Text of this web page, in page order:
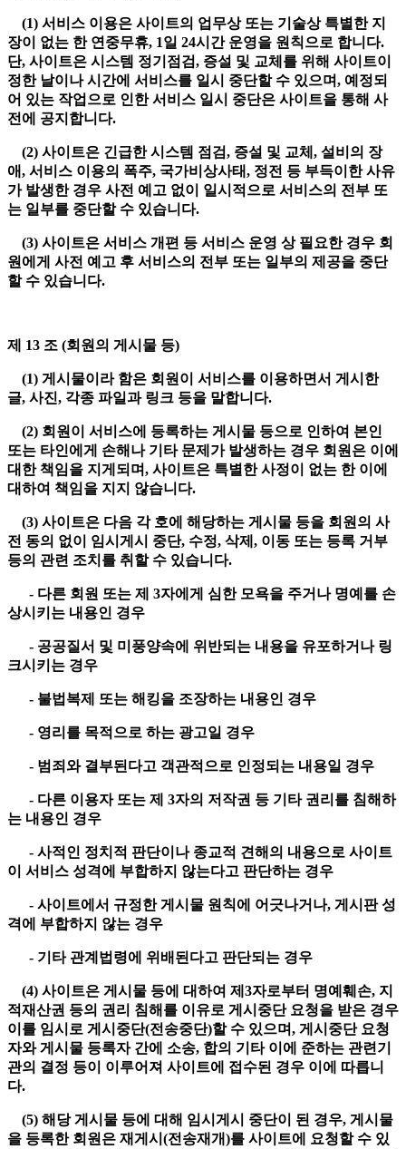
(1) 서비스 이용은 사이트의 업무상 또는 기술상 특별한 지
장이 없는 한 연중무휴, 1일 24시간 운영을 원칙으로 합니다.
단, 사이트은 시스템 정기점검, 증설 및 교체를 위해 사이트이
정한 날이나 시간에 서비스를 일시 중단할 수 있으며, 예정되
어 있는 작업으로 인한 서비스 일시 중단은 사이트을 통해 사
전에 공지합니다.
(2) 사이트은 긴급한 시스템 점검, 증설 및 교체, 설비의 장
애, 서비스 이용의 폭주, 국가비상사태, 정전 등 부득이한 사유
가 발생한 경우 사전 예고 없이 일시적으로 서비스의 전부 또
는 일부를 중단할 수 있습니다.
(3) 사이트은 서비스 개편 등 서비스 운영 상 필요한 경우 회
원에게 사전 예고 후 서비스의 전부 또는 일부의 제공을 중단
할 수 있습니다.
제 13 조 (회원의 게시물 등)
(1) 게시물이라 함은 회원이 서비스를 이용하면서 게시한
글, 사진, 각종 파일과 링크 등을 말합니다.
(2) 회원이 서비스에 등록하는 게시물 등으로 인하여 본인
또는 타인에게 손해나 기타 문제가 발생하는 경우 회원은 이에
대한 책임을 지게되며, 사이트은 특별한 사정이 없는 한 이에
대하여 책임을 지지 않습니다.
(3) 사이트은 다음 각 호에 해당하는 게시물 등을 회원의 사
전 동의 없이 임시게시 중단, 수정, 삭제, 이동 또는 등록 거부
등의 관련 조치를 취할 수 있습니다.
- 다른 회원 또는 제 3자에게 심한 모욕을 주거나 명예를 손
상시키는 내용인 경우
- 공공질서 및 미풍양속에 위반되는 내용을 유포하거나 링
크시키는 경우
- 불법복제 또는 해킹을 조장하는 내용인 경우
- 영리를 목적으로 하는 광고일 경우
- 범죄와 결부된다고 객관적으로 인정되는 내용일 경우
- 다른 이용자 또는 제 3자의 저작권 등 기타 권리를 침해하
는 내용인 경우
- 사적인 정치적 판단이나 종교적 견해의 내용으로 사이트
이 서비스 성격에 부합하지 않는다고 판단하는 경우
- 사이트에서 규정한 게시물 원칙에 어긋나거나, 게시판 성
격에 부합하지 않는 경우
- 기타 관계법령에 위배된다고 판단되는 경우
(4) 사이트은 게시물 등에 대하여 제3자로부터 명예훼손, 지
적재산권 등의 권리 침해를 이유로 게시중단 요청을 받은 경우
이를 임시로 게시중단(전송중단)할 수 있으며, 게시중단 요청
자와 게시물 등록자 간에 소송, 합의 기타 이에 준하는 관련기
관의 결정 등이 이루어져 사이트에 접수된 경우 이에 따릅니
다.
(5) 해당 게시물 등에 대해 임시게시 중단이 된 경우, 게시물
을 등록한 회원은 재게시(전송재개)를 사이트에 요청할 수 있